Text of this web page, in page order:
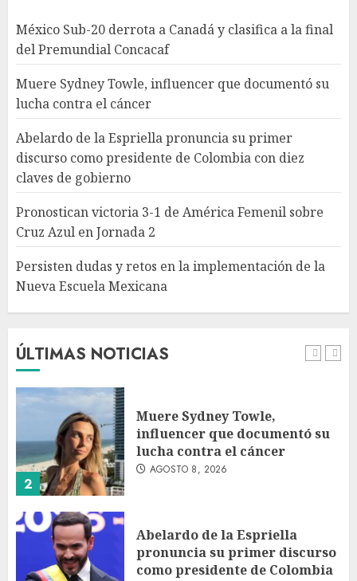
México Sub-20 derrota a Canadá y clasifica a la final
del Premundial Concacaf
Muere Sydney Towle, influencer que documentó su
lucha contra el cáncer
Abelardo de la Espriella pronuncia su primer
discurso como presidente de Colombia con diez
claves de gobierno
Pronostican victoria 3-1 de América Femenil sobre
Cruz Azul en Jornada 2
Persisten dudas y retos en la implementación de la
Nueva Escuela Mexicana
ÚLTIMAS NOTICIAS
4
Pronostican victoria 3-1 de
América Femenil sobre Cruz
Azul en Jornada 2
AGOSTO 8, 2026
5
Persisten dudas y retos en la
Escuela Mexicana
AGOSTO 8, 2026
1
México Sub-20 derrota a
Canadá y clasifica a la final del
AGOSTO 8, 2026
2
Muere Sydney Towle,
influencer que documentó su
lucha contra el cáncer
AGOSTO 8, 2026
Abelardo de la Espriella
pronuncia su primer discurso
como presidente de Colombia